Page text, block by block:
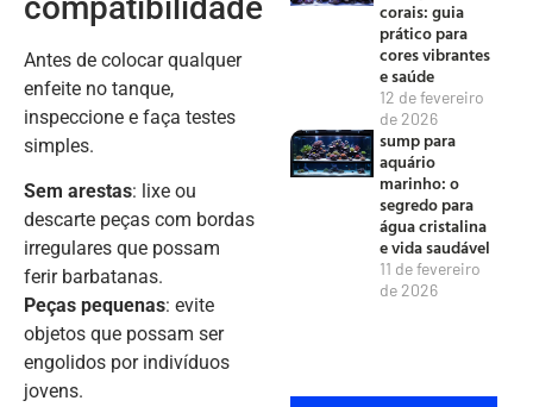
Antes de colocar qualquer
enfeite no tanque,
inspeccione e faça testes
simples.
Sem arestas: lixe ou
descarte peças com bordas
irregulares que possam
ferir barbatanas.
Peças pequenas: evite
objetos que possam ser
engolidos por indivíduos
jovens.
corais: guia
prático para
cores vibrantes
e saúde
12 de fevereiro
de 2026
sump para
aquário
marinho: o
segredo para
água cristalina
e vida saudável
11 de fevereiro
de 2026